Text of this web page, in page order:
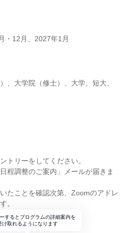
・12月、2027年1月
、大学院（修士）、大学、短大、
トリーをしてください。
程調整のご案内」メールが届きま
たことを確認次第、Zoomのアドレ
。
するとプログラムの詳細案内を
け取れるようになります